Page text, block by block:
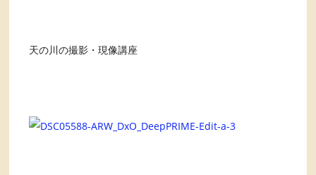
天の川の撮影・現像講座